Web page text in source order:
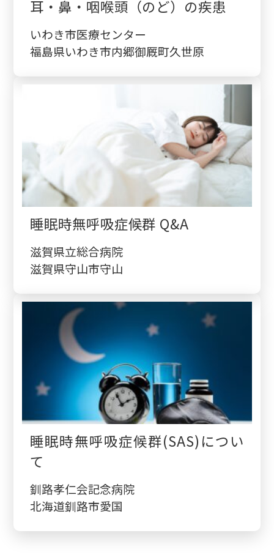
耳・鼻・咽喉頭（のど）の疾患
いわき市医療センター
福島県いわき市内郷御厩町久世原
睡眠時無呼吸症候群 Q&A
滋賀県立総合病院
滋賀県守山市守山
睡眠時無呼吸症候群(SAS)につい
て
釧路孝仁会記念病院
北海道釧路市愛国